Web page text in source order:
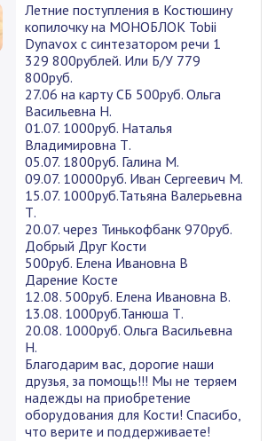
Летние поступления в Костюшину
копилочку на МОНОБЛОК Tobii
Dynavox с синтезатором речи 1
329 800рублей. Или Б/У 779
800руб.
27.06 на карту СБ 500руб. Ольга
Васильевна Н.
01.07. 1000руб. Наталья
Владимировна Т.
05.07. 1800руб. Галина М.
09.07. 10000руб. Иван Сергеевич М.
15.07. 1000руб.Татьяна Валерьевна
Т.
20.07. через Тинькофбанк 970руб.
Добрый Друг Кости
500руб. Елена Ивановна В
Дарение Косте
12.08. 500руб. Елена Ивановна В.
13.08. 1000руб.Танюша Т.
20.08. 1000руб. Ольга Васильевна
Н.
Благодарим вас, дорогие наши
друзья, за помощь!!! Мы не теряем
надежды на приобретение
оборудования для Кости! Спасибо,
что верите и поддерживаете!